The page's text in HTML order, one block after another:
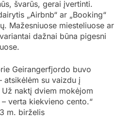
švarūs, gerai įvertinti.
„Airbnb“ ar „Booking“
Mažesniuose miesteliuose ar
dažnai būna pigesni
Geirangerfjordo buvo
atsikėlėm su vaizdu į
naktį dviem mokėjom
verta kiekvieno cento.“
m. birželis